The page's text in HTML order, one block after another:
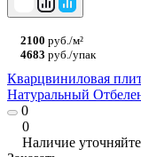
2100 руб./м²
4683 руб./упак
Кварцвиниловая
Натуральный
0
0
Наличие уточняйте